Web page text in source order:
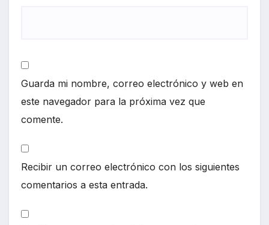
Guarda mi nombre, correo electrónico y web en
este navegador para la próxima vez que
comente.
Recibir un correo electrónico con los siguientes
comentarios a esta entrada.